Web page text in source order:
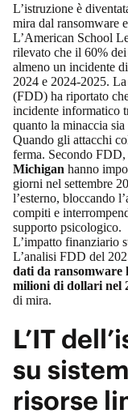
L’istruzione è
mira dal ransomware
L’American School
rilevato che il 60%
almeno un incidente
2024 e 2024-2025.
(FDD) ha riportato
incidente informatico
quanto la minaccia
Quando gli attacchi
ferma. Secondo FDD
Michigan hanno
giorni nel settembre
l’esterno, bloccando
compiti e
supporto psicologico.
L’impatto finanziario
L’analisi FDD del
dati da ransomware
milioni di dollari nel
di mira.
L’IT
su
risorse